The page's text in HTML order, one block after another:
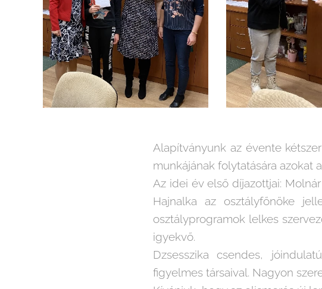
Alapítványunk az évente
munkájának folytatására azokat
Az idei év első díjazottjai:
Hajnalka az osztályfőnöke
osztályprogramok lelkes
igyekvő.
Dzsesszika csendes,
figyelmes társaival. Nagyon